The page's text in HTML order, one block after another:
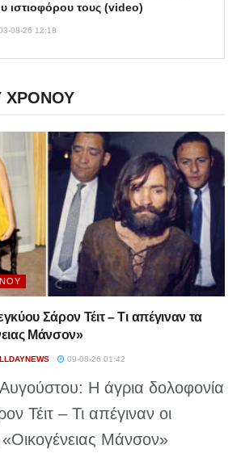
ιστιοφόρου τους (video)
08-26 12:18
ΧΡΟΝΟΥ
Σάρον Τέιτ – Τι απέγιναν τα
Μάνσον»
09-08-26 01:42
Η άγρια δολοφονία
Τέιτ – Τι απέγιναν οι
Μάνσον»